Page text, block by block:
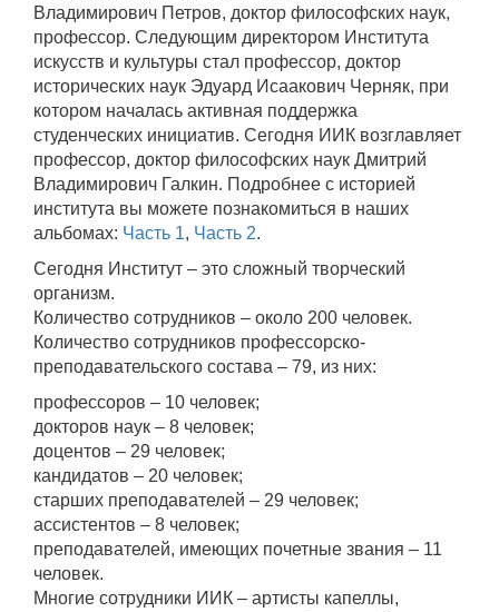
Владимирович Петров, доктор философских наук,
профессор. Следующим директором Института
искусств и культуры стал профессор, доктор
исторических наук Эдуард Исаакович Черняк, при
котором началась активная поддержка
студенческих инициатив. Сегодня ИИК возглавляет
профессор, доктор философских наук Дмитрий
Владимирович Галкин. Подробнее с историей
института вы можете познакомиться в наших
альбомах: Часть 1, Часть 2.
Сегодня Институт – это сложный творческий
организм.
Количество сотрудников – около 200 человек.
Количество сотрудников профессорско-
преподавательского состава – 79, из них:
профессоров – 10 человек;
докторов наук – 8 человек;
доцентов – 29 человек;
кандидатов – 20 человек;
старших преподавателей – 29 человек;
ассистентов – 8 человек;
преподавателей, имеющих почетные звания – 11
человек.
Многие сотрудники ИИК – артисты капеллы,